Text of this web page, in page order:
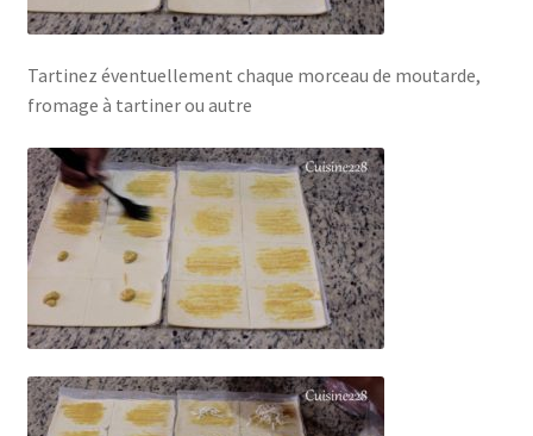
Tartinez éventuellement chaque morceau de moutarde,
fromage à tartiner ou autre